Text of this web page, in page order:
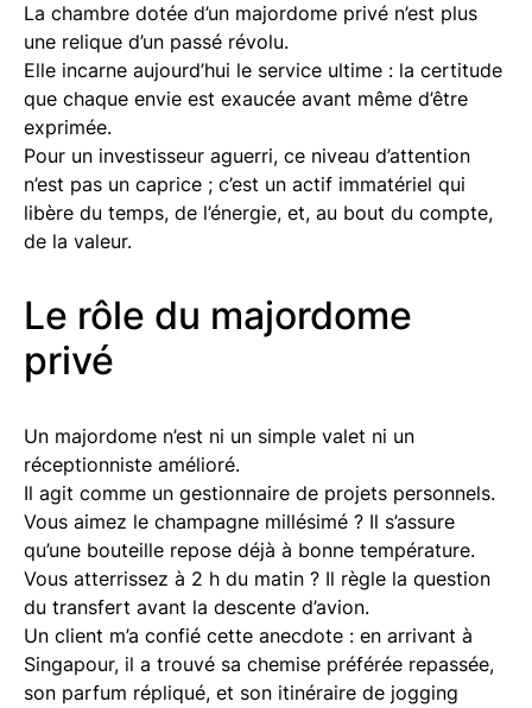
La chambre dotée d’un majordome privé n’est plus
une relique d’un passé révolu.
Elle incarne aujourd’hui le service ultime : la certitude
que chaque envie est exaucée avant même d’être
exprimée.
Pour un investisseur aguerri, ce niveau d’attention
n’est pas un caprice ; c’est un actif immatériel qui
libère du temps, de l’énergie, et, au bout du compte,
de la valeur.
Le rôle du majordome
privé
Un majordome n’est ni un simple valet ni un
réceptionniste amélioré.
Il agit comme un gestionnaire de projets personnels.
Vous aimez le champagne millésimé ? Il s’assure
qu’une bouteille repose déjà à bonne température.
Vous atterrissez à 2 h du matin ? Il règle la question
du transfert avant la descente d’avion.
Un client m’a confié cette anecdote : en arrivant à
Singapour, il a trouvé sa chemise préférée repassée,
son parfum répliqué, et son itinéraire de jogging